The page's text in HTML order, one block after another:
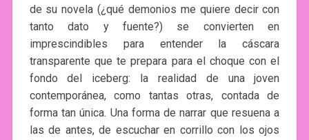
de su novela (¿qué demonios me quiere decir con
tanto dato y fuente?) se convierten en
imprescindibles para entender la cáscara
transparente que te prepara para el choque con el
fondo del iceberg: la realidad de una joven
contemporánea, como tantas otras, contada de
forma tan única. Una forma de narrar que resuena a
las de antes, de escuchar en corrillo con los ojos